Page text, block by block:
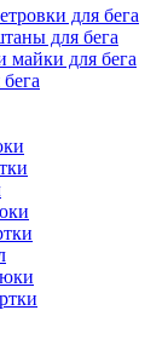
для бега
для бега
для бега